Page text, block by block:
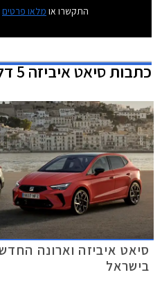
התקשרו או מלאו פרטים
כתבותסיאט איביזה 5 דלתות
בישראל